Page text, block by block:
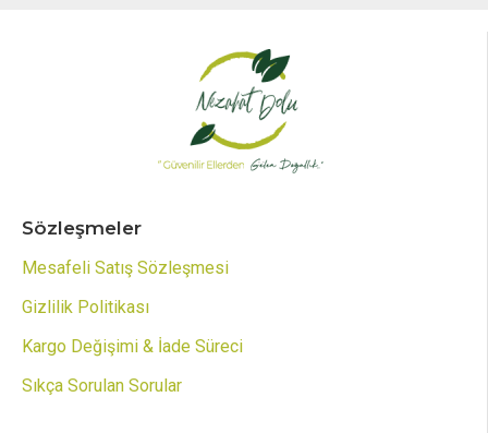
Sözleşmeler
Mesafeli Satış Sözleşmesi
Gizlilik Politikası
Kargo Değişimi & İade Süreci
Sıkça Sorulan Sorular